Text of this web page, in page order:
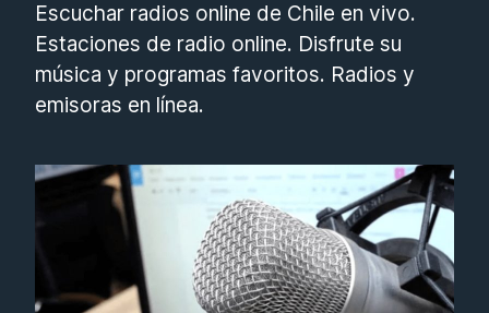
Escuchar radios online de Chile en vivo.
Estaciones de radio online. Disfrute su
música y programas favoritos. Radios y
emisoras en línea.